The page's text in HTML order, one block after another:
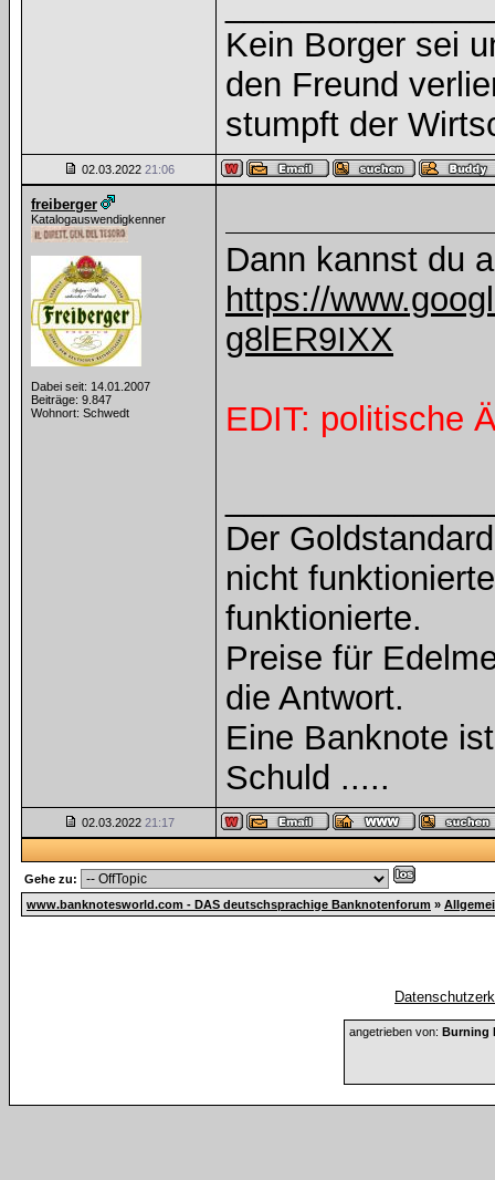
Kein Borger sei
den Freund
stumpft der
02.03.2022 21:06
freiberger
Katalogauswendigkenner
Dabei seit: 14.01.2007
Beiträge: 9.847
Wohnort: Schwedt
Dann kannst du
https://
g8lER9IXX
EDIT: politische
Der
nicht
funktionierte.
Preise für
die Antwort.
Eine Banknote
Schuld .....
02.03.2022 21:17
Gehe zu:
www.banknotesworld.com - DAS deutschsprachige Banknotenforum »
angetrieben von: Burning